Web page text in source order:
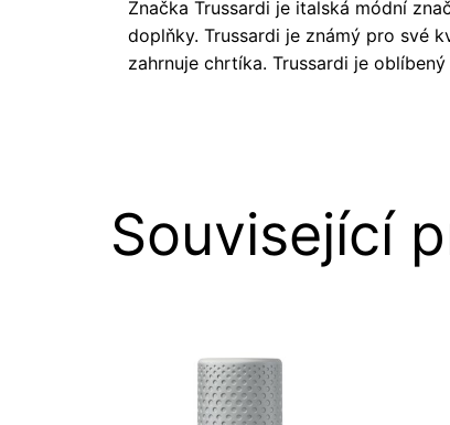
Značka Trussardi je italská módní
doplňky. Trussardi je známý pro své
zahrnuje chrtíka. Trussardi je
Související